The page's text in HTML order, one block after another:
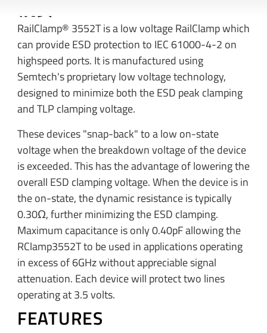
RailClamp® 3552T is a low voltage RailClamp which
can provide ESD protection to IEC 61000-4-2 on
highspeed ports. It is manufactured using
Semtech's proprietary low voltage technology,
designed to minimize both the ESD peak clamping
and TLP clamping voltage.
These devices "snap-back" to a low on-state
voltage when the breakdown voltage of the device
is exceeded. This has the advantage of lowering the
overall ESD clamping voltage. When the device is in
the on-state, the dynamic resistance is typically
0.30Ω, further minimizing the ESD clamping.
Maximum capacitance is only 0.40pF allowing the
RClamp3552T to be used in applications operating
in excess of 6GHz without appreciable signal
attenuation. Each device will protect two lines
operating at 3.5 volts.
FEATURES